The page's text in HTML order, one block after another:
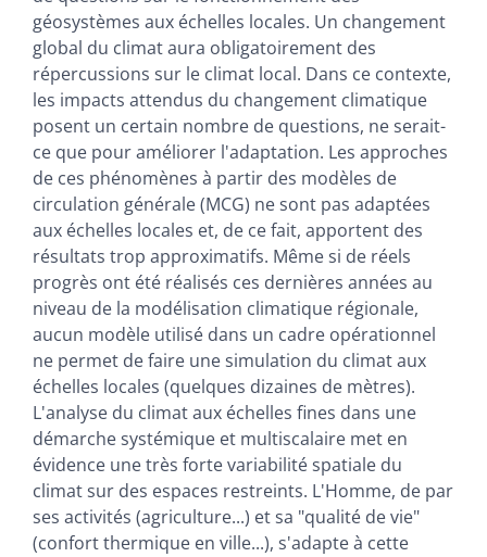
géosystèmes aux échelles locales. Un changement
global du climat aura obligatoirement des
répercussions sur le climat local. Dans ce contexte,
les impacts attendus du changement climatique
posent un certain nombre de questions, ne serait-
ce que pour améliorer l'adaptation. Les approches
de ces phénomènes à partir des modèles de
circulation générale (MCG) ne sont pas adaptées
aux échelles locales et, de ce fait, apportent des
résultats trop approximatifs. Même si de réels
progrès ont été réalisés ces dernières années au
niveau de la modélisation climatique régionale,
aucun modèle utilisé dans un cadre opérationnel
ne permet de faire une simulation du climat aux
échelles locales (quelques dizaines de mètres).
L'analyse du climat aux échelles fines dans une
démarche systémique et multiscalaire met en
évidence une très forte variabilité spatiale du
climat sur des espaces restreints. L'Homme, de par
ses activités (agriculture...) et sa "qualité de vie"
(confort thermique en ville...), s'adapte à cette